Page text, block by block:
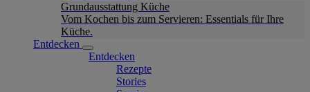
Grundausstattung Küche
Vom Kochen bis zum Servieren: Essentials für Ihre
Küche.
Entdecken
Entdecken
Rezepte
Stories